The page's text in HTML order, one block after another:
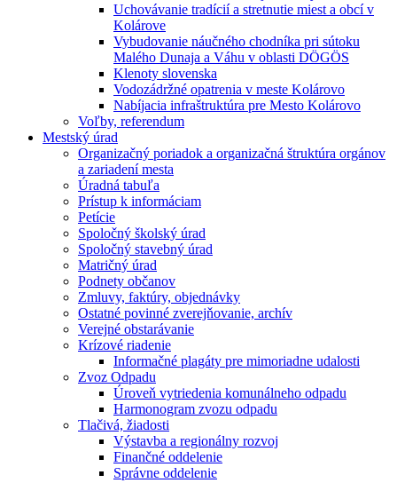
Uchovávanie tradícií a stretnutie miest a obcí v
Kolárove
Vybudovanie náučného chodníka pri sútoku
Malého Dunaja a Váhu v oblasti DÖGÖS
Klenoty slovenska
Vodozádržné opatrenia v meste Kolárovo
Nabíjacia infraštruktúra pre Mesto Kolárovo
Voľby, referendum
Mestský úrad
Organizačný poriadok a organizačná štruktúra orgánov
a zariadení mesta
Úradná tabuľa
Prístup k informáciam
Petície
Spoločný školský úrad
Spoločný stavebný úrad
Matričný úrad
Podnety občanov
Zmluvy, faktúry, objednávky
Ostatné povinné zverejňovanie, archív
Verejné obstarávanie
Krízové riadenie
Informačné plagáty pre mimoriadne udalosti
Zvoz Odpadu
Úroveň vytriedenia komunálneho odpadu
Harmonogram zvozu odpadu
Tlačivá, žiadosti
Výstavba a regionálny rozvoj
Finančné oddelenie
Správne oddelenie